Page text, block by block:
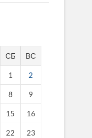
СБ ВС
1 2
8 9
15 16
22 23